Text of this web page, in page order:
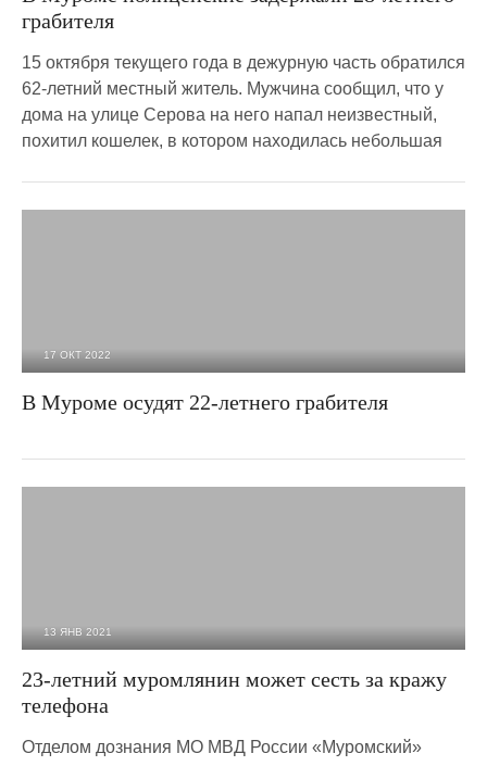
грабителя
15 октября текущего года в дежурную часть обратился
62-летний местный житель. Мужчина сообщил, что у
дома на улице Серова на него напал неизвестный,
похитил кошелек, в котором находилась небольшая
17 ОКТ 2022
В Муроме осудят 22-летнего грабителя
13 ЯНВ 2021
23-летний муромлянин может сесть за кражу
телефона
Отделом дознания МО МВД России «Муромский»